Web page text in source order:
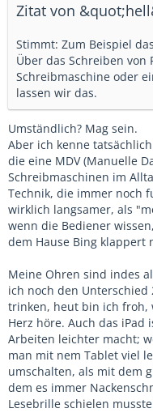
Zitat von
Stimmt: Zum Beispiel
Über das Schreiben von
Schreibmaschine oder
lassen wir das.
Umständlich? Mag sein.
Aber ich kenne
die eine MDV (Manuelle
Schreibmaschinen im
Technik, die immer noch
wirklich langsamer, als
wenn die Bediener
dem Hause Bing klappert
Meine Ohren sind indes
ich noch den
trinken, heut bin ich froh,
Herz höre. Auch das
Arbeiten leichter macht;
man mit nem Tablet viel
umschalten, als mit dem
dem es immer
Lesebrille schielen